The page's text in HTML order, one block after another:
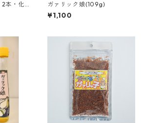
ガァリック娘(109g)
¥1,100